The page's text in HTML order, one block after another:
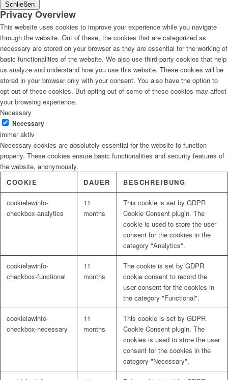
Schließen
Privacy Overview
This website uses cookies to improve your experience while you navigate
through the website. Out of these, the cookies that are categorized as
necessary are stored on your browser as they are essential for the working of
basic functionalities of the website. We also use third-party cookies that help
us analyze and understand how you use this website. These cookies will be
stored in your browser only with your consent. You also have the option to
opt-out of these cookies. But opting out of some of these cookies may affect
your browsing experience.
Necessary
Necessary
immer aktiv
Necessary cookies are absolutely essential for the website to function
properly. These cookies ensure basic functionalities and security features of
the website, anonymously.
COOKIE
DAUER BESCHREIBUNG
cookielawinfo-
checkbox-analytics
11
months
This cookie is set by GDPR
Cookie Consent plugin. The
cookie is used to store the user
consent for the cookies in the
category "Analytics".
cookielawinfo-
checkbox-functional
11
months
The cookie is set by GDPR
cookie consent to record the
user consent for the cookies in
the category "Functional".
cookielawinfo-
checkbox-necessary
11
months
This cookie is set by GDPR
Cookie Consent plugin. The
cookies is used to store the user
consent for the cookies in the
category "Necessary".